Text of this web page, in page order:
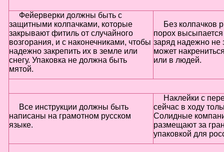
Фейерверки должны быть с
защитными колпачками, которые
закрывают фитиль от случайного
возгорания, и с наконечниками, чтобы
надежно закрепить их в земле или
снегу. Упаковка не должна быть
мятой.
Без колпачков
порох
заряд надежно не
может
или в людей.
Все инструкции должны быть
написаны на грамотном русском
языке.
Наклейки с
сейчас в ходу
Солидные
размещают за
упаковкой для